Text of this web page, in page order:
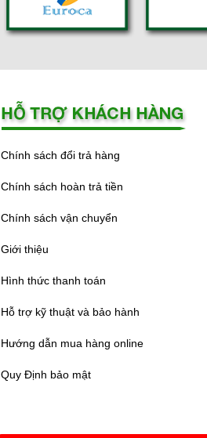
Chính sách đổi trả hàng
Chính sách hoàn trả tiền
Chính sách vận chuyển
Giới thiệu
Hình thức thanh toán
Hỗ trợ kỹ thuật và bảo hành
Hướng dẫn mua hàng online
Quy Định bảo mật